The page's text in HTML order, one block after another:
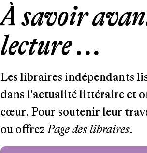
À savoir
lecture ...
Les libraires indépendants
dans l'actualité littéraire et
cœur. Pour soutenir leur
ou offrezPage des libraires.